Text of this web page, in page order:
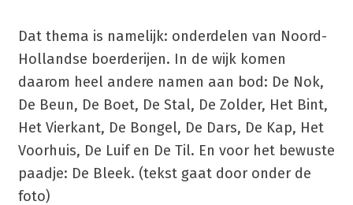
Dat thema is namelijk: onderdelen van Noord-
Hollandse boerderijen. In de wijk komen
daarom heel andere namen aan bod: De Nok,
De Beun, De Boet, De Stal, De Zolder, Het Bint,
Het Vierkant, De Bongel, De Dars, De Kap, Het
Voorhuis, De Luif en De Til. En voor het bewuste
paadje: De Bleek. (tekst gaat door onder de
foto)